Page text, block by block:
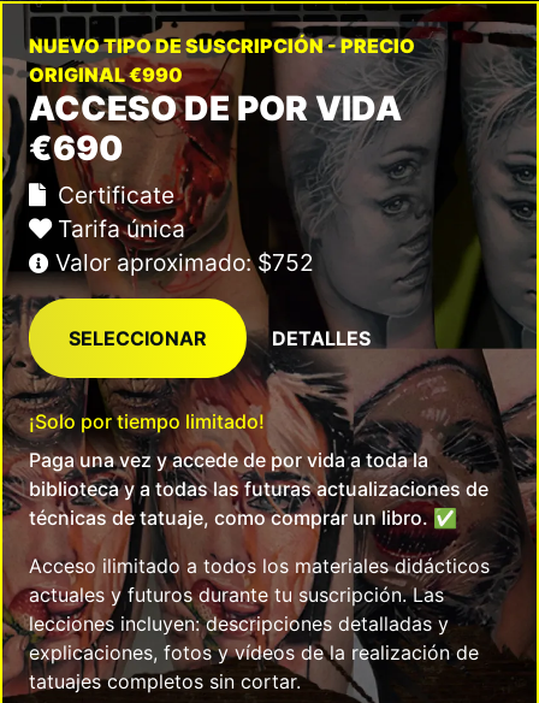
NUEVO TIPO DE SUSCRIPCIÓN - PRECIO
ORIGINAL €990
ACCESO DE POR VIDA
€690
Certificate
Tarifa única
Valor aproximado: $752
SELECCIONAR DETALLES
¡Solo por tiempo limitado!
Paga una vez y accede de por vida a toda la
biblioteca y a todas las futuras actualizaciones de
técnicas de tatuaje, como comprar un libro. ✅
Acceso ilimitado a todos los materiales didácticos
actuales y futuros durante tu suscripción. Las
lecciones incluyen: descripciones detalladas y
explicaciones, fotos y vídeos de la realización de
tatuajes completos sin cortar.